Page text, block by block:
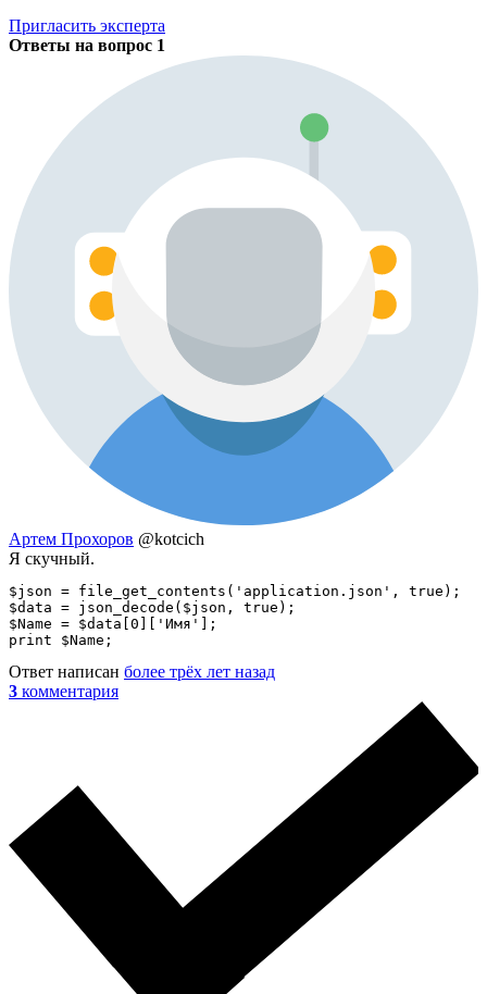
Пригласить эксперта
Ответы на вопрос 1
Артем Прохоров @kotcich
Я скучный.
$json = file_get_contents('application.json', true);
$data = json_decode($json, true);
$Name = $data[0]['Имя'];
print $Name;
Ответ написан более трёх лет назад
3 комментария